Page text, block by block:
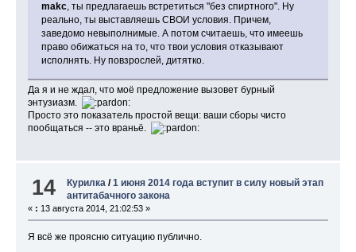
makc, ты предлагаешь встретиться "без спиртного". Ну
реально, ты выставляешь СВОИ условия. Причем,
заведомо невыполнимые. А потом считаешь, что имеешь
право обижаться на то, что твои условия отказывают
исполнять. Ну повзрослей, дитятко.
Да я и не ждал, что моё предложение вызовет бурный
энтузиазм.
Просто это показатель простой вещи: ваши сборы чисто
пообщаться -- это враньё.
14 Курилка /1 июня 2014 года вступит в силу новый этап
антитабачного закона
« : 13 августа 2014, 21:02:53 »
Я всё же проясню ситуацию публично.